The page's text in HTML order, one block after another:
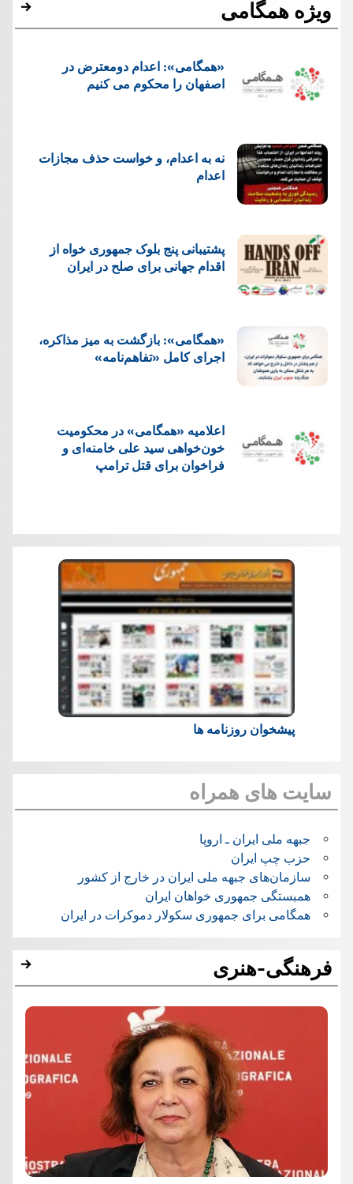
ویژه همگامی
«همگامی»: اعدام دومعترض در
اصفهان را محکوم می کنیم
نه به اعدام، و خواست حذف مجازات
اعدام
پشتيبانی پنج بلوک جمهوری خواه از
اقدام جهانی برای صلح در ایران
«همگامی»: بازگشت به میز مذاکره،
اجرای کامل «تفاهم‌نامه»
اعلامیه «همگامی» در محکومیت
خون‌خواهی سید علی خامنه‌ای و
فراخوان برای قتل ترامپ
پیشخوان روزنامه ها
سایت های همراه
جبهه ملی ایران ـ اروپا
حزب چپ ایران
سازمان‌های جبهه ملی ایران در خارج از کشور
همبستگی جمهوری خواهان ایران
همگامی برای جمهوری سکولار دموکرات در ایران
فرهنگی-هنری